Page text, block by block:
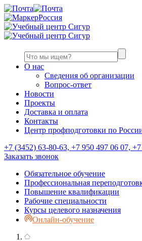
Россия
О нас
Сведения об организации
Вопрос-ответ
Новости
Проекты
Доставка и оплата
Контакты
Центр профподготовки по
+7 (3452) 63-80-63, +7 950 497 06 07,
Заказать звонок
Обязательное обучение
Профессиональная
Повышение квалификации
Рабочие специальности
Курсы целевого назначения
Онлайн-обучение